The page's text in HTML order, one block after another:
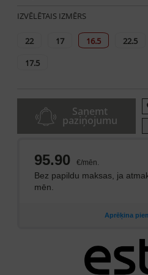
IZVĒLĒTAIS IZMĒRS
22 17 16.5 22.5
17.5
Saņemt
paziņojumu